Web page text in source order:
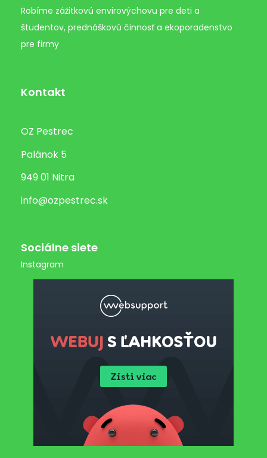
Robíme zážitkovú envirovýchovu pre deti a
študentov, prednáškovú činnosť a ekoporadenstvo
pre firmy
Kontakt
OZ Pestrec
Palánok 5
949 01 Nitra
info@ozpestrec.sk
Sociálne siete
Instagram